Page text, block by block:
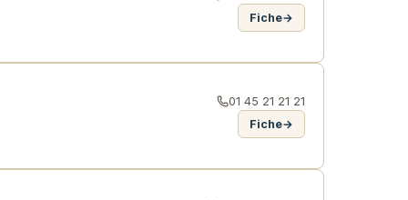
Fiche→
01 45 21 21 21
Fiche→